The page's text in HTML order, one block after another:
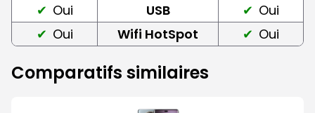
Oui
USB
Oui
Oui
Wifi HotSpot Oui
Comparatifs similaires